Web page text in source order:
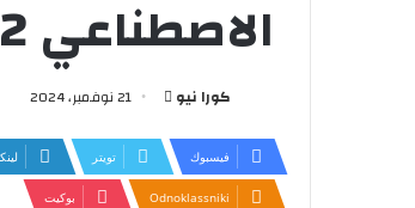
الاصطناعي Gauss2 – كورا نيو
كورا نيو
أرسل
إلكترونيا
21 نوفمبر، 2024
فيسبوك تويتر
Odnoklassniki بوكيت